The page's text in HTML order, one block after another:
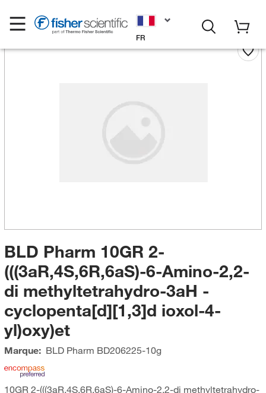
FR
BLD Pharm 10GR 2-
(((3aR,4S,6R,6aS)-6-Amino-2,2-
di methyltetrahydro-3aH -
cyclopenta[d][1,3]d ioxol-4-
yl)oxy)et
Marque: BLD Pharm BD206225-10g
10GR 2-(((3aR,4S,6R,6aS)-6-Amino-2,2-di methyltetrahydro-